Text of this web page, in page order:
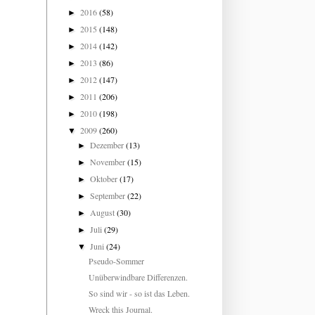
► 2016(58)
► 2015 (148)
► 2014(142)
► 2013 (86)
► 2012(147)
► 2011 (206)
► 2010(198)
▼ 2009(260)
►Dezember(13)
►November(15)
►Oktober(17)
►September(22)
►August(30)
►Juli(29)
▼Juni(24)
Pseudo-Sommer
Unüberwindbare Differenzen.
So sind wir - so ist das Leben.
Wreck this Journal.